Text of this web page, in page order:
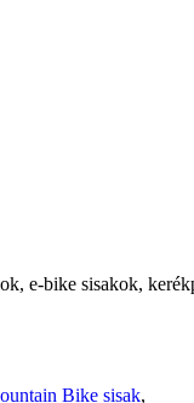
e-bike sisakok,
Bike sisak,